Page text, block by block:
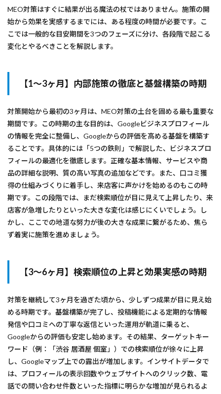
MEO対策はすぐに結果が出る魔法の杖ではありません。施策の開
始から効果を実感するまでには、ある程度の時間が必要です。こ
こでは一般的な目安期間を3つのフェーズに分け、各段階で起こる
変化とやるべきことを解説します。
【1〜3ヶ月】内部施策の徹底と基盤構築の時期
対策開始から最初の3ヶ月は、MEO対策の土台を固める最も重要な
期間です。この時期の主な目的は、Googleビジネスプロフィール
の情報を完全に整備し、Googleからの評価を高める基盤を構築す
ることです。具体的には「5つの鉄則」で解説した、ビジネスプロ
フィールの最適化を徹底します。正確な基本情報、サービスや商
品の詳細な説明、質の高い写真の追加などです。また、口コミ獲
得の仕組みづくりに着手し、来店客に声かけを始めるのもこの時
期です。この段階では、まだ検索順位が目に見えて上昇したり、来
店客が急増したりといった大きな変化は感じにくいでしょう。し
かし、ここでの地道な努力が後の大きな成果に繋がるため、焦ら
ず着実に施策を進めましょう。
【3〜6ヶ月】検索順位の上昇と効果実感の時期
対策を継続して3ヶ月を過ぎた頃から、少しずつ成果が目に見え始
める時期です。基盤構築が完了し、投稿機能による定期的な情報
発信や口コミへの丁寧な返信といった運用が軌道に乗ると、
Googleからの評価も安定し始めます。その結果、ターゲットキー
ワード（例：「渋谷 居酒屋 個室」）での検索順位が徐々に上昇
し、Googleマップ上での露出が増加します。インサイトデータで
は、プロフィールの表示回数やウェブサイトへのクリック数、電
話での問い合わせ件数といった指標に明らかな増加が見られるよ